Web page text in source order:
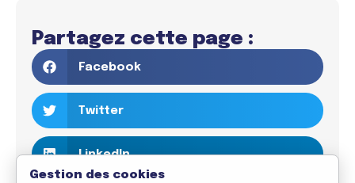
Partagez cette page :
Facebook
Twitter
LinkedIn
Gestion des cookies